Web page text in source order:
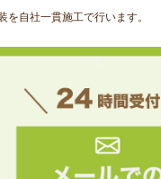
自社一貫施工で行います。